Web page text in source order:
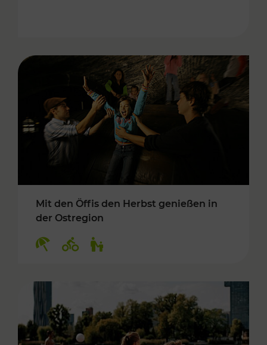
Mit den Öffis den Herbst genießen in
der Ostregion